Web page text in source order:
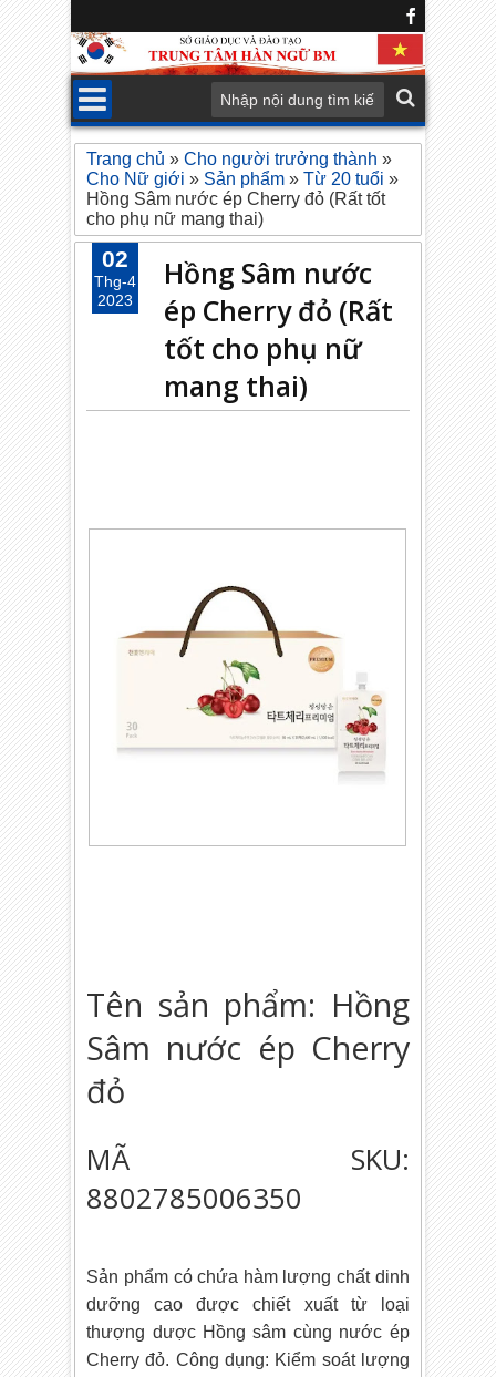
Trang chủ »Cho người trưởng thành »
Cho Nữ giới » Sản phẩm »Từ 20 tuổi »
Hồng Sâm nước ép Cherry đỏ (Rất tốt
cho phụ nữ mang thai)
Hồng Sâm nước
ép Cherry đỏ (Rất
tốt cho phụ nữ
mang thai)
Tên sản phẩm: Hồng
Sâm nước ép Cherry
đỏ
MÃ SKU:
8802785006350
Sản phẩm có chứa hàm lượng chất dinh
dưỡng cao được chiết xuất từ loại
thượng dược Hồng sâm cùng nước ép
Cherry đỏ. Công dụng: Kiểm soát lượng
02
Thg-4
2023